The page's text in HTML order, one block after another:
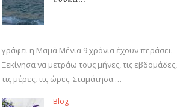
γράφει η Μαμά Μένια 9 χρόνια έχουν περάσει.
Ξεκίνησα να μετράω τους μήνες, τις εβδομάδες,
τις μέρες, τις ώρες. Σταμάτησα.…
Blog